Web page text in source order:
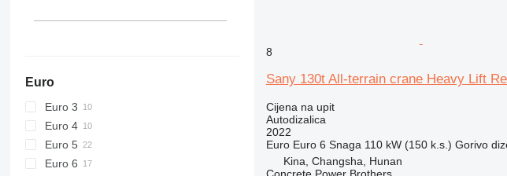
Euro
Euro 3
Euro 4
Euro 5
Euro 6
8
Sany 130t All-terrain crane Heavy Lift
Cijena na upit
Autodizalica
2022
Euro Euro 6 Snaga 110 kW (150 k.s.) Gorivo
Kina, Changsha, Hunan